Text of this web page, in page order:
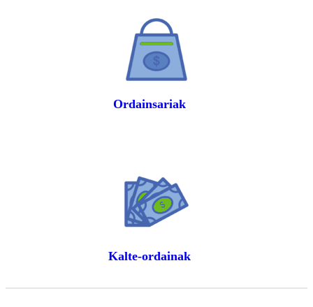
Ordainsariak
Kalte-ordainak